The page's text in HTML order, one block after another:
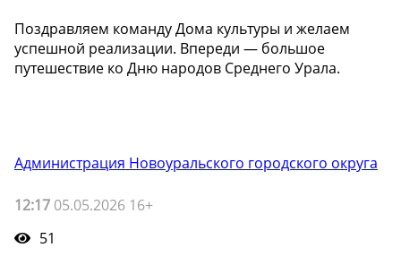
Поздравляем команду Дома культуры и желаем
успешной реализации. Впереди — большое
путешествие ко Дню народов Среднего Урала.
Администрация Новоуральского городского округа
12:17 05.05.2026 16+
51